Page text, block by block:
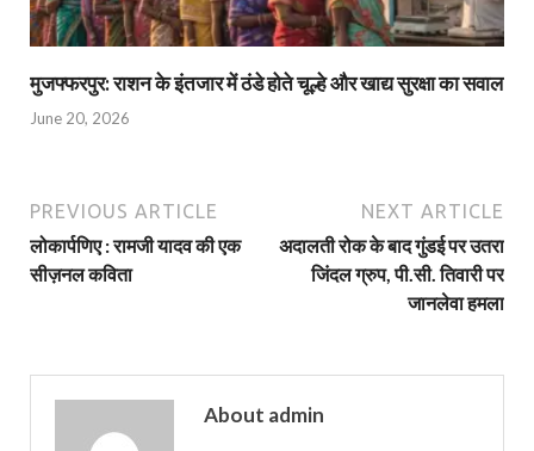
मुजफ्फरपुर: राशन के इंतजार में ठंडे होते चूल्हे और खाद्य सुरक्षा का सवाल
June 20, 2026
PREVIOUS ARTICLE
लोकार्पणिए : रामजी यादव की एक
सीज़नल कविता
NEXT ARTICLE
अदालती रोक के बाद गुंडई पर उतरा
जिंदल ग्रुप, पी.सी. तिवारी पर
जानलेवा हमला
About admin